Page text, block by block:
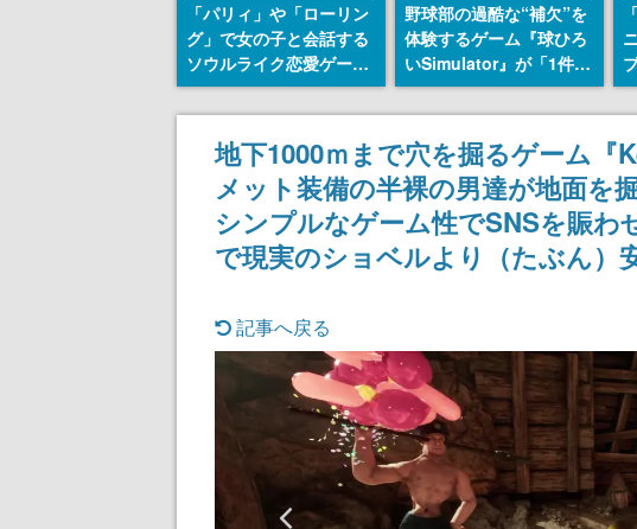
「パリィ」や「ローリン
グ」で女の子と会話する
ソウルライク恋愛ゲーム
『小早川さんはソウルラ
イク』無料公開。返事に
失敗すると「YOU
DIED」
野球部の過酷な“補欠”を
体験するゲーム『球ひろ
いSimulator』が「1件」
のウィッシュリストをも
とにチェコ語に対応し
SNSで話題に。『キング
ダム・カム』開発元やチ
ェコのプロ野球選手から
称賛の声
売
地下1000ｍまで穴を掘るゲーム
メット装備の半裸の男達が地面を
シンプルなゲーム性でSNSを賑わ
で現実のショベルより（たぶん）
記事へ戻る